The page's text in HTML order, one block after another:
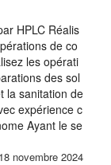
HPLC Réalis
de co
les opérati
des sol
la sanitation de
expérience c
Ayant le se
18 novembre 2024